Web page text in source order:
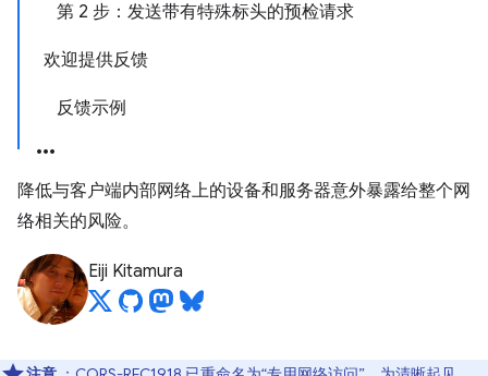
第 2 步：发送带有特殊标头的预检请求
欢迎提供反馈
反馈示例
降低与客户端内部网络上的设备和服务器意外暴露给整个网
络相关的风险。
Eiji Kitamura